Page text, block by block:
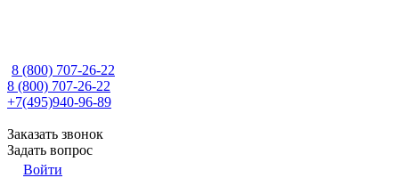
8 (800) 707-26-22
8 (800) 707-26-22
+7(495)940-96-89
Заказать звонок
Задать вопрос
Войти